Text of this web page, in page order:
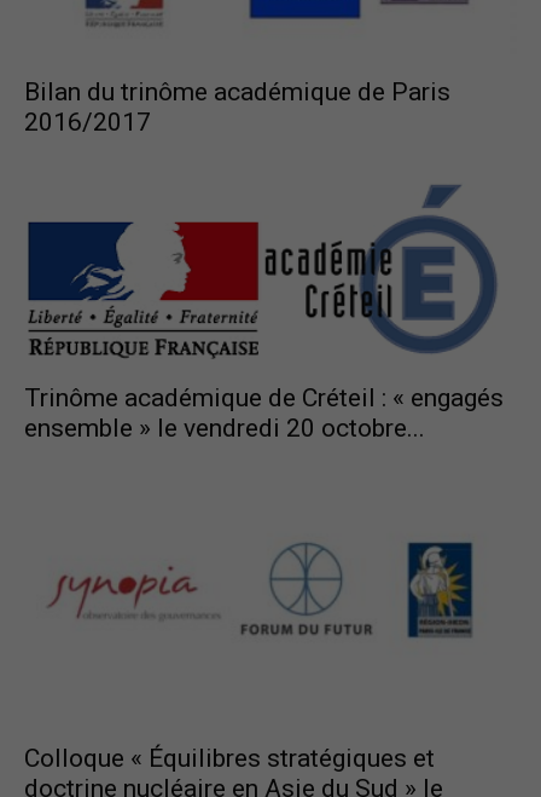
Bilan du trinôme académique de Paris
2016/2017
Trinôme académique de Créteil : « engagés
ensemble » le vendredi 20 octobre...
Colloque « Équilibres stratégiques et
doctrine nucléaire en Asie du Sud » le